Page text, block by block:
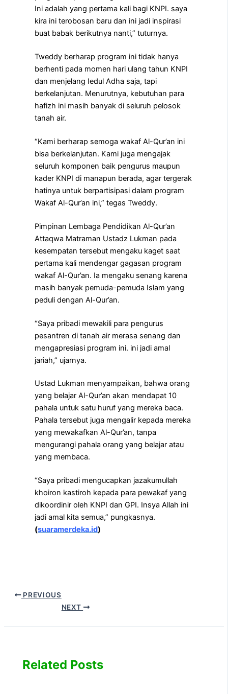
Ini adalah yang pertama kali bagi KNPI. saya
kira ini terobosan baru dan ini jadi inspirasi
buat babak berikutnya nanti,” tuturnya.
Tweddy berharap program ini tidak hanya
berhenti pada momen hari ulang tahun KNPI
dan menjelang Iedul Adha saja, tapi
berkelanjutan. Menurutnya, kebutuhan para
hafizh ini masih banyak di seluruh pelosok
tanah air.
“Kami berharap semoga wakaf Al-Qur’an ini
bisa berkelanjutan. Kami juga mengajak
seluruh komponen baik pengurus maupun
kader KNPI di manapun berada, agar tergerak
hatinya untuk berpartisipasi dalam program
Wakaf Al-Qur’an ini,” tegas Tweddy.
Pimpinan Lembaga Pendidikan Al-Qur’an
Attaqwa Matraman Ustadz Lukman pada
kesempatan tersebut mengaku kaget saat
pertama kali mendengar gagasan program
wakaf Al-Qur’an. Ia mengaku senang karena
masih banyak pemuda-pemuda Islam yang
peduli dengan Al-Qur’an.
“Saya pribadi mewakili para pengurus
pesantren di tanah air merasa senang dan
mengapresiasi program ini. ini jadi amal
jariah,” ujarnya.
Ustad Lukman menyampaikan, bahwa orang
yang belajar Al-Qur’an akan mendapat 10
pahala untuk satu huruf yang mereka baca.
Pahala tersebut juga mengalir kepada mereka
yang mewakafkan Al-Qur’an, tanpa
mengurangi pahala orang yang belajar atau
yang membaca.
“Saya pribadi mengucapkan jazakumullah
khoiron kastiroh kepada para pewakaf yang
dikoordinir oleh KNPI dan GPI. Insya Allah ini
jadi amal kita semua,” pungkasnya.
(suaramerdeka.id)
PREVIOUS
NEXT
Related Posts